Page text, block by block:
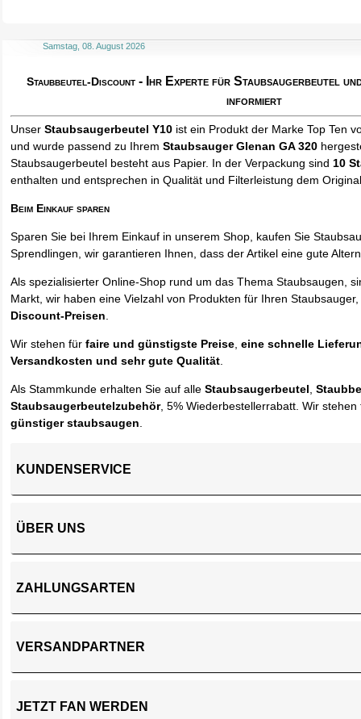
Samstag, 08. August 2026
Staubbeutel-Discount - Ihr Experte für Staubsaugerbeutel
informiert
UnserStaubsaugerbeutel Y10 ist ein Produkt der Marke Top Ten
und wurde passend zu IhremStaubsauger Glenan GA 320
Staubsaugerbeutel besteht aus Papier. In der Verpackung sind10
enthalten und entsprechen in Qualität und Filterleistung dem
Beim Einkauf sparen
Sparen Sie bei Ihrem Einkauf in unserem Shop, kaufen Sie
Sprendlingen, wir garantieren Ihnen, dass der Artikel eine gute
Als spezialisierter Online-Shop rund um das Thema Staubsaugen,
Markt, wir haben eine Vielzahl von Produkten für Ihren
Discount-Preisen.
Wir stehen fürfaire und günstigste Preise,eine schnelle
Versandkosten und sehr gute Qualität.
Als Stammkunde erhalten Sie auf alleStaubsaugerbeutel,
Staubsaugerbeutelzubehör, 5% Wiederbestellerrabatt. Wir
günstiger staubsaugen.
KUNDENSERVICE
ÜBER UNS
ZAHLUNGSARTEN
VERSANDPARTNER
JETZT FAN WERDEN